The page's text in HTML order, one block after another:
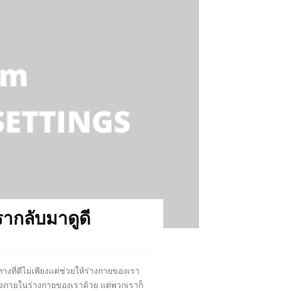
ากลับมาดูดี
ดีไม่เพียงแต่ช่วยให้ร่างกายของเรา
ยในร่างกายของเราด้วย แต่พวกเราก็